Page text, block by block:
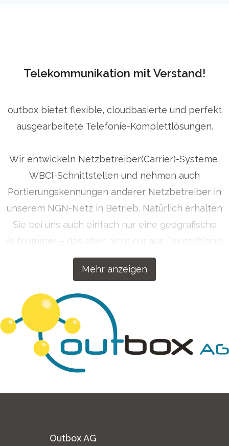
Telekommunikation mit Verstand!
Mehr anzeigen
outbox bietet flexible, cloudbasierte und perfekt
ausgearbeitete Telefonie-Komplettlösungen.
Wir entwickeln Netzbetreiber(Carrier)-Systeme,
WBCI-Schnittstellen und nehmen auch
Portierungskennungen anderer Netzbetreiber in
unserem NGN-Netz in Betrieb. Natürlich erhalten
Sie bei uns auch einfach nur eine geografische
Rufnummer – das aber nicht nur aus Deutschland,
sondern auf Wunsch auch aus über 50 Ländern
weltweit. Getreu dem Motto „Wenn wir etwas
unsere Kommunikationslösungen für Ihren Erfolg
konzipiert.
Outbox AG